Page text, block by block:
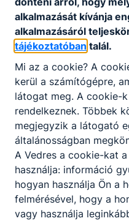
Nyári irodai
ügyelet és
tanulói
ügyintézés
júl. 13.
Tóth
Ádám
Partnereink
alkalmazását kívánja
alkalmazásáról
tájékoztatóban talál.
Mi az a cookie? A
kerül a számítógépre,
látogat meg. A cookie-
rendelkeznek. Többek
megjegyzik a látogató
általánosságban
A Vedres a cookie-kat
használja: információ
hogyan használja Ön a
felmérésével, hogy a
vagy használja